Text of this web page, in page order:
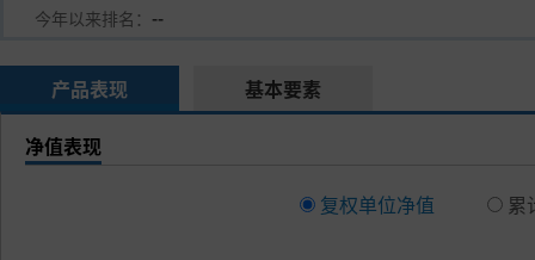
今年以来排名： --
产品表现 基本要素
净值表现
复权单位净值 累